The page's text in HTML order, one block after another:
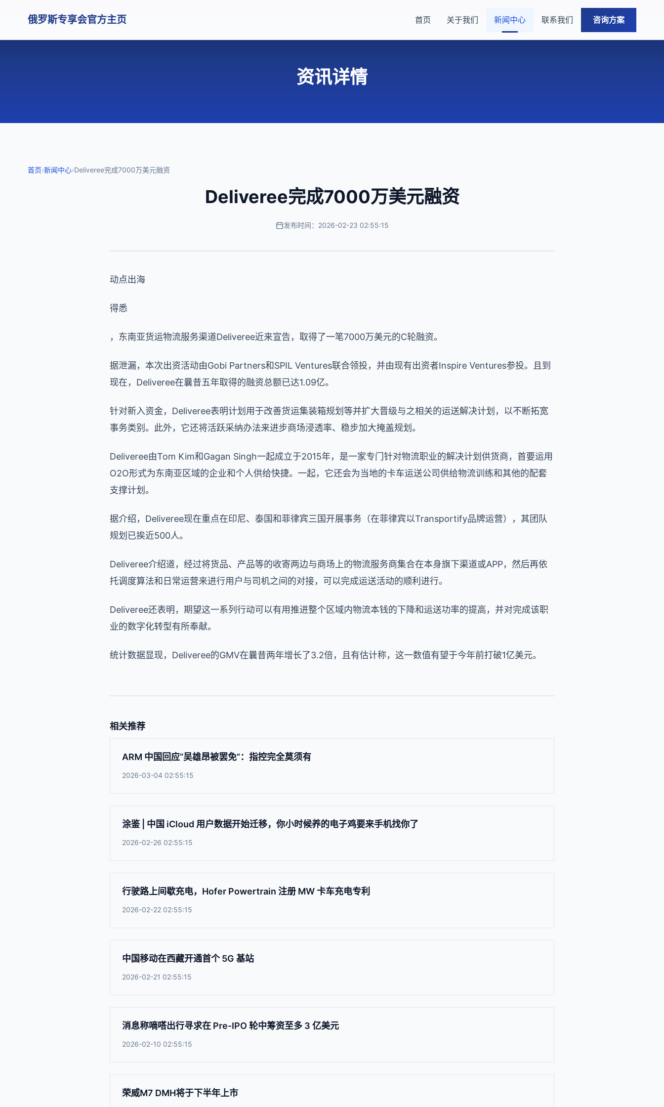
俄罗斯专享会官方主页 首页 关于我们 新闻中心 联系我们 咨询方案
资讯详情
首页›新闻中心›Deliveree完成7000万美元融资
Deliveree完成7000万美元融资
发布时间：2026-02-23 02:55:15
动点出海
得悉
，东南亚货运物流服务渠道Deliveree近来宣告，取得了一笔7000万美元的C轮融资。
据泄漏，本次出资活动由Gobi Partners和SPIL Ventures联合领投，并由现有出资者Inspire Ventures参投。且到
现在，Deliveree在曩昔五年取得的融资总额已达1.09亿。
针对新入资金，Deliveree表明计划用于改善货运集装箱规划等并扩大晋级与之相关的运送解决计划，以不断拓宽
事务类别。此外，它还将活跃采纳办法来进步商场浸透率、稳步加大掩盖规划。
Deliveree由Tom Kim和Gagan Singh一起成立于2015年，是一家专门针对物流职业的解决计划供货商，首要运用
O2O形式为东南亚区域的企业和个人供给快捷。一起，它还会为当地的卡车运送公司供给物流训练和其他的配套
支撑计划。
据介绍，Deliveree现在重点在印尼、泰国和菲律宾三国开展事务（在菲律宾以Transportify品牌运营），其团队
规划已挨近500人。
Deliveree介绍道，经过将货品、产品等的收寄两边与商场上的物流服务商集合在本身旗下渠道或APP，然后再依
托调度算法和日常运营来进行用户与司机之间的对接，可以完成运送活动的顺利进行。
Deliveree还表明，期望这一系列行动可以有用推进整个区域内物流本钱的下降和运送功率的提高，并对完成该职
业的数字化转型有所奉献。
统计数据显现，Deliveree的GMV在曩昔两年增长了3.2倍，且有估计称，这一数值有望于今年前打破1亿美元。
相关推荐
ARM 中国回应“吴雄昂被罢免”：指控完全莫须有
2026-03-04 02:55:15
涂鉴 | 中国 iCloud 用户数据开始迁移，你小时候养的电子鸡要来手机找你了
2026-02-26 02:55:15
行驶路上间歇充电，Hofer Powertrain 注册 MW 卡车充电专利
2026-02-22 02:55:15
中国移动在西藏开通首个 5G 基站
2026-02-21 02:55:15
消息称嘀嗒出行寻求在 Pre-IPO 轮中筹资至多 3 亿美元
2026-02-10 02:55:15
荣威M7 DMH将于下半年上市